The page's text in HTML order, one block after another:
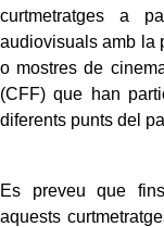
curtmetratges a
audiovisuals amb la
o mostres de
(CFF) que han
diferents punts del
Es preveu que
aquests